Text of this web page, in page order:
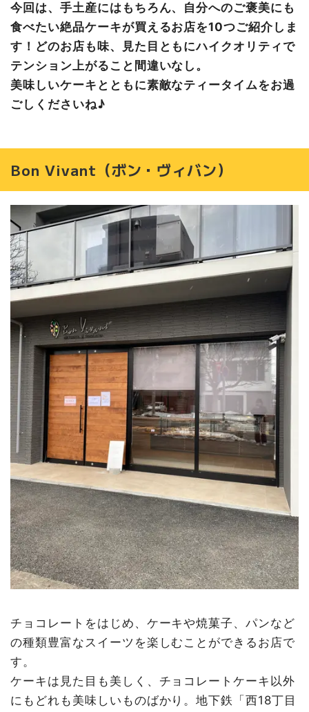
pâtisserie ASAKA（パティスリー アサカ）
Sweet Lady Jane（スウィート・レディ・ジェーン）
今回は、手土産にはもちろん、自分へのご褒美にも
食べたい絶品ケーキが買えるお店を10つご紹介しま
す！どのお店も味、見た目ともにハイクオリティで
テンション上がること間違いなし。
美味しいケーキとともに素敵なティータイムをお過
ごしくださいね♪
Bon Vivant（ボン・ヴィバン）
チョコレートをはじめ、ケーキや焼菓子、パンなど
の種類豊富なスイーツを楽しむことができるお店で
す。
ケーキは見た目も美しく、チョコレートケーキ以外
にもどれも美味しいものばかり。地下鉄「西18丁目